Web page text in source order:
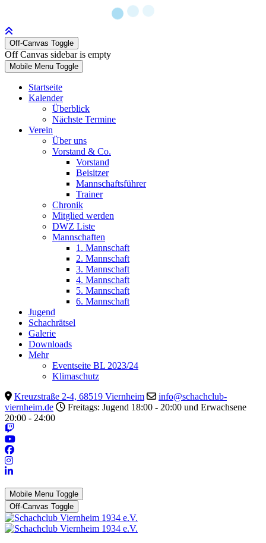
Off-Canvas Toggle
Off Canvas sidebar is empty
Mobile Menu Toggle
Startseite
Kalender
Überblick
Nächste Termine
Verein
Über uns
Vorstand & Co.
Vorstand
Beisitzer
Mannschaftsführer
Trainer
Chronik
Mitglied werden
DWZ Liste
Mannschaften
1. Mannschaft
2. Mannschaft
3. Mannschaft
4. Mannschaft
5. Mannschaft
6. Mannschaft
Jugend
Schachrätsel
Galerie
Downloads
Mehr
Eventseite BL 2023/24
Klimaschutz
Kreuzstraße 2-4, 68519 Viernheim
info@schachclub-
viernheim.de
Freitags: Jugend 18:00 - 20:00 und Erwachsene
20:00 - 24:00
Mobile Menu Toggle
Off-Canvas Toggle